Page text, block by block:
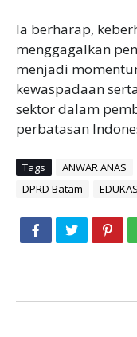
Ia berharap,
menggagalkan
menjadi
kewaspadaan
sektor dalam
perbatasan
Tags ANWAR ANAS
DPRD Batam